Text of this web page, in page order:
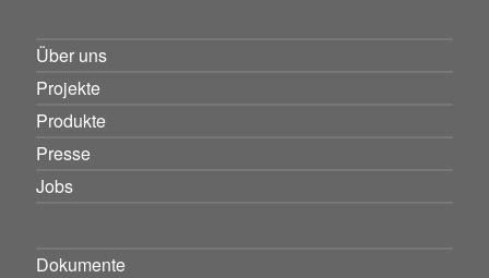
Über uns
Projekte
Produkte
Presse
Jobs
Dokumente